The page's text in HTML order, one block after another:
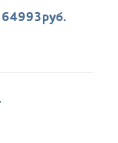
64993руб.